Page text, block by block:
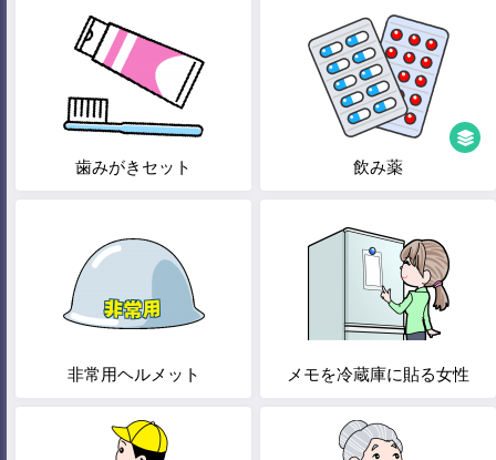
歯みがきセット 飲み薬
非常用ヘルメット メモを冷蔵庫に貼る女性